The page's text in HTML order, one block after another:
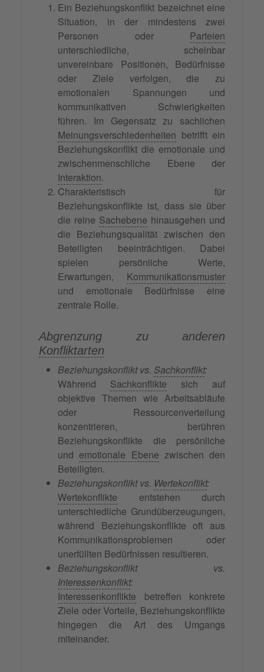
Ein Beziehungskonflikt bezeichnet eine
Situation, in der mindestens zwei
Personen oder Parteien
unterschiedliche, scheinbar
unvereinbare Positionen, Bedürfnisse
oder Ziele verfolgen, die zu
emotionalen Spannungen und
kommunikativen Schwierigkeiten
führen. Im Gegensatz zu sachlichen
Meinungsverschiedenheiten betrifft ein
Beziehungskonflikt die emotionale und
zwischenmenschliche Ebene der
Interaktion.
Charakteristisch für
Beziehungskonflikte ist, dass sie über
die reine Sachebene hinausgehen und
die Beziehungsqualität zwischen den
Beteiligten beeinträchtigen. Dabei
spielen persönliche Werte,
Erwartungen, Kommunikationsmuster
und emotionale Bedürfnisse eine
zentrale Rolle.
Abgrenzung zu anderen
Konfliktarten
Beziehungskonflikt vs. Sachkonflikt:
Während Sachkonflikte sich auf
objektive Themen wie Arbeitsabläufe
oder Ressourcenverteilung
konzentrieren, berühren
Beziehungskonflikte die persönliche
und emotionale Ebene zwischen den
Beteiligten.
Beziehungskonflikt vs. Wertekonflikt:
Wertekonflikte entstehen durch
unterschiedliche Grundüberzeugungen,
während Beziehungskonflikte oft aus
Kommunikationsproblemen oder
unerfüllten Bedürfnissen resultieren.
Beziehungskonflikt vs.
Interessenkonflikt:
Interessenkonflikte betreffen konkrete
Ziele oder Vorteile, Beziehungskonflikte
hingegen die Art des Umgangs
miteinander.